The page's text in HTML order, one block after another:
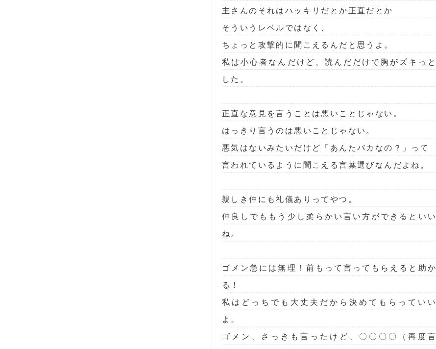
主さんのそれはハッキリだとか正直だとか
そういうレベルではなく、
ちょっと攻撃的に聞こえるんだと思うよ。
私は小心者なんだけど、読んだだけで胸がズキっと
した。
正直な意見を言うことは悪いことじゃない。
はっきり言うのは悪いことじゃない。
悪気はないみたいだけど「あんたバカなの？」って
言われているように聞こえる言葉選びなんだよね。
親しき仲にも礼儀ありってやつ。
仲良しでももう少し柔らかい言い方ができるといい
ね。
ゴメン急には無理！前もって言ってもらえると助か
る！
私はどっちでも大丈夫だから決めてもらっていい
よ。
ゴメン、さっきも言ったけど、〇〇〇〇（再度言